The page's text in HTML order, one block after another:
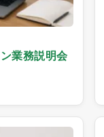
業務説明会